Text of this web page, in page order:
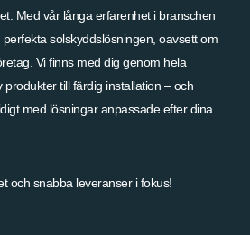
Med vår långa erfarenhet i branschen
solskyddslösningen, oavsett om
Vi finns med dig genom hela
till färdig installation – och
med lösningar anpassade efter dina
och snabba leveranser i fokus!